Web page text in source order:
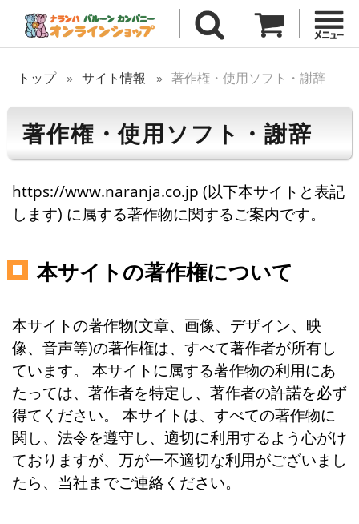
トップ サイト情報 著作権・使用ソフト・謝辞
著作権・使用ソフト・謝辞
https://www.naranja.co.jp (以下本サイトと表記
します) に属する著作物に関するご案内です。
本サイトの著作権について
本サイトの著作物(文章、画像、デザイン、映
像、音声等)の著作権は、すべて著作者が所有し
ています。 本サイトに属する著作物の利用にあ
たっては、著作者を特定し、著作者の許諾を必ず
得てください。 本サイトは、すべての著作物に
関し、法令を遵守し、適切に利用するよう心がけ
ておりますが、万が一不適切な利用がございまし
たら、当社までご連絡ください。